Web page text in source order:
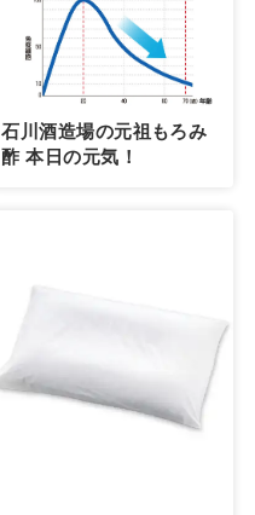
石川酒造場の元祖もろみ
酢 本日の元気！